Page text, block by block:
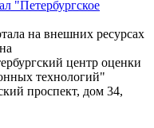
"Петербургское
на внешних ресурсах
центр оценки
технологий"
проспект, дом 34,